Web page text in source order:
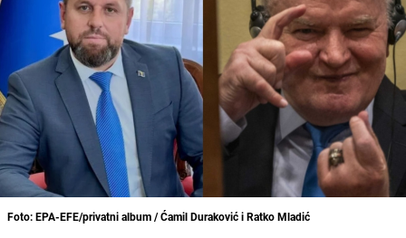
Foto: EPA-EFE/privatni album / Ćamil Duraković i Ratko Mladić